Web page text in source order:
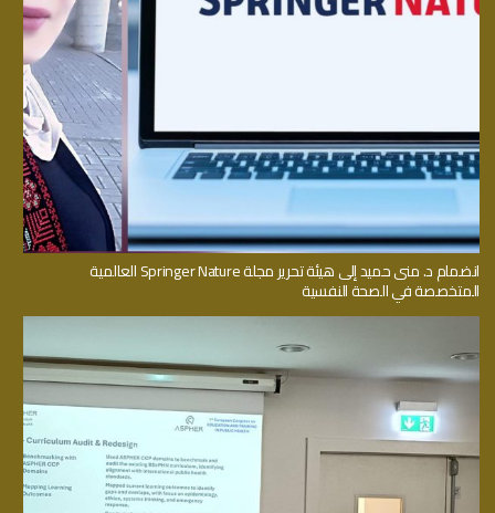
انضمام د. منى حميد إلى هيئة تحرير مجلة Springer Nature العالمية
المتخصصة في الصحة النفسية